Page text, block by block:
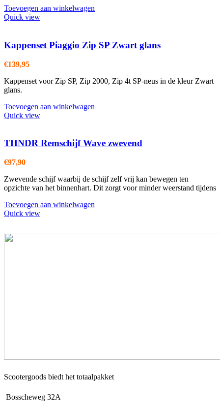
Toevoegen aan winkelwagen
Quick view
Kappenset Piaggio Zip SP Zwart glans
€139,95
Kappenset voor Zip SP, Zip 2000, Zip 4t SP-neus in de kleur Zwart
glans.
Toevoegen aan winkelwagen
Quick view
THNDR Remschijf Wave zwevend
€97,90
Zwevende schijf waarbij de schijf zelf vrij kan bewegen ten
opzichte van het binnenhart. Dit zorgt voor minder weerstand tijdens
Toevoegen aan winkelwagen
Quick view
Scootergoods biedt het totaalpakket
Bosscheweg 32A